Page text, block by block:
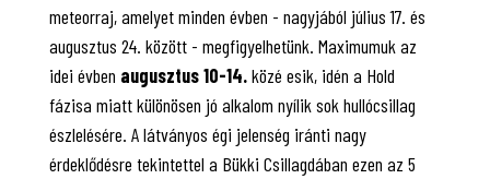
meteorraj, amelyet minden évben - nagyjából július 17. és
augusztus 24. között - megfigyelhetünk. Maximumuk az
idei évben augusztus 10-14.közé esik, idén a Hold
fázisa miatt különösen jó alkalom nyílik sok hullócsillag
észlelésére. A látványos égi jelenség iránti nagy
érdeklődésre tekintettel a Bükki Csillagdában ezen az 5